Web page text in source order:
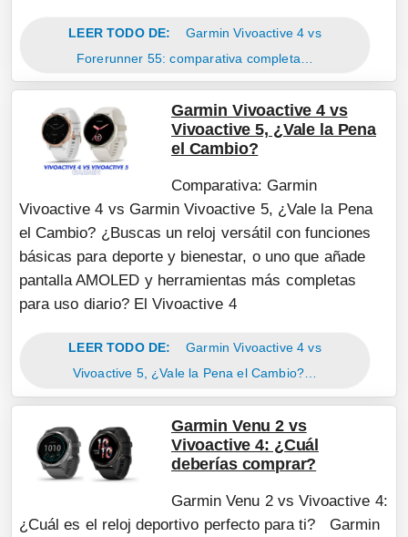
LEER TODO DE: Garmin Vivoactive 4 vs
Forerunner 55: comparativa completa…
Garmin Vivoactive 4 vs
Vivoactive 5, ¿Vale la Pena
el Cambio?
Comparativa: Garmin
Vivoactive 4 vs Garmin Vivoactive 5, ¿Vale la Pena
el Cambio? ¿Buscas un reloj versátil con funciones
básicas para deporte y bienestar, o uno que añade
pantalla AMOLED y herramientas más completas
para uso diario? El Vivoactive 4
LEER TODO DE: Garmin Vivoactive 4 vs
Vivoactive 5, ¿Vale la Pena el Cambio?…
Garmin Venu 2 vs
Vivoactive 4: ¿Cuál
deberías comprar?
Garmin Venu 2 vs Vivoactive 4:
¿Cuál es el reloj deportivo perfecto para ti? Garmin